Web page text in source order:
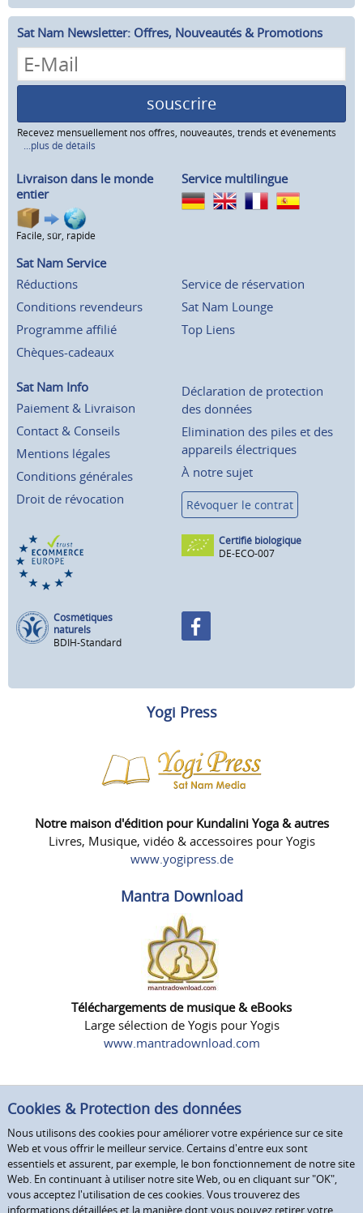
Sat Nam Newsletter: Offres, Nouveautés & Promotions
souscrire
Recevez mensuellement nos offres, nouveautés, trends et événements
...plus de détails
Livraison dans le monde
entier
Facile, sûr, rapide
Service multilingue
Sat Nam Service
Réductions
Conditions revendeurs
Programme affilié
Chèques-cadeaux
Service de réservation
Sat Nam Lounge
Top Liens
Sat Nam Info
Paiement & Livraison
Contact & Conseils
Mentions légales
Conditions générales
Droit de révocation
Déclaration de protection
des données
Elimination des piles et des
appareils électriques
À notre sujet
Révoquer le contrat
Certifié biologique
DE-ECO-007
Cosmétiques
naturels
BDIH-Standard
Yogi Press
Notre maison d'édition pour Kundalini Yoga & autres
Livres, Musique, vidéo & accessoires pour Yogis
www.yogipress.de
Mantra Download
Téléchargements de musique & eBooks
Large sélection de Yogis pour Yogis
www.mantradownload.com
Cookies & Protection des données
Nous utilisons des cookies pour améliorer votre expérience sur ce site
Web et vous offrir le meilleur service. Certains d'entre eux sont
essentiels et assurent, par exemple, le bon fonctionnement de notre site
Web. En continuant à utiliser notre site Web, ou en cliquant sur "OK",
vous acceptez l'utilisation de ces cookies. Vous trouverez des
informations détaillées et la manière dont vous pouvez retirer votre